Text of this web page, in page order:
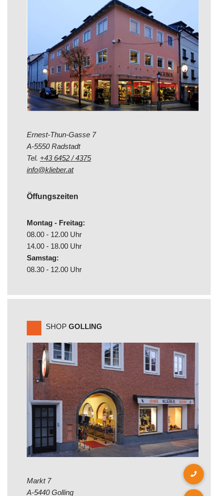
Ernest-Thun-Gasse 7
A-5550 Radstadt
Tel. +43 6452 / 4375
info@klieber.at
Öffungszeiten
Montag - Freitag:
08.00 - 12.00 Uhr
14.00 - 18.00 Uhr
Samstag:
08.30 - 12.00 Uhr
SHOP GOLLING
Markt 7
A-5440 Golling